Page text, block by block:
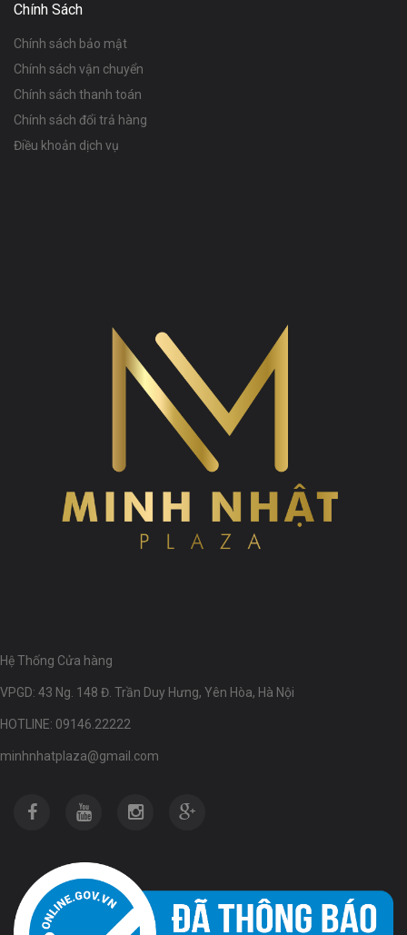
Chính Sách
Chính sách bảo mật
Chính sách vận chuyển
Chính sách thanh toán
Chính sách đổi trả hàng
Điều khoản dịch vụ
Hệ Thống Cửa hàng
VPGD: 43 Ng. 148 Đ. Trần Duy Hưng, Yên Hòa, Hà Nội
HOTLINE: 09146.22222
minhnhatplaza@gmail.com